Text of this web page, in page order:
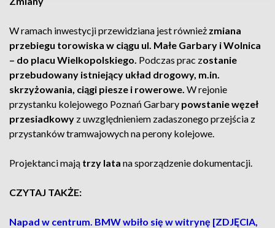
W ramach inwestycji przewidziana jest również zmiana
przebiegu torowiska w ciągu ul. Małe Garbary i Wolnica
– do placu Wielkopolskiego. Podczas prac zostanie
przebudowany istniejący układ drogowy, m.in.
skrzyżowania, ciągi piesze i rowerowe. W rejonie
przystanku kolejowego Poznań Garbary powstanie węzeł
przesiadkowy z uwzględnieniem zadaszonego przejścia z
przystanków tramwajowych na perony kolejowe.
Projektanci mają trzy lata na sporządzenie dokumentacji.
CZYTAJ TAKŻE:
Napad w centrum. BMW wbiło się w witrynę [ZDJĘCIA,